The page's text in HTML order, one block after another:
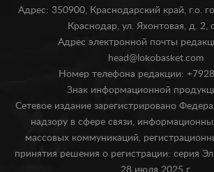
Адрес: 350900, Краснодарский край, г.о.
Краснодар, ул. Яхонтовая, д. 2,
Адрес электронной почты
head@lokobasket.com
Номер телефона редакции:
Знак информационной
Сетевое издание зарегистрировано
надзору в сфере связи,
массовых коммуникаций,
принятия решения о регистрации: серия
28 июля 2025 г.